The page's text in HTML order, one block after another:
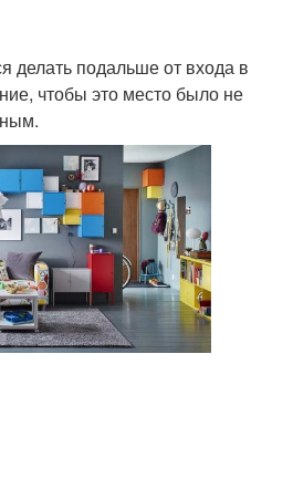
делать подальше от входа в
чтобы это место было не